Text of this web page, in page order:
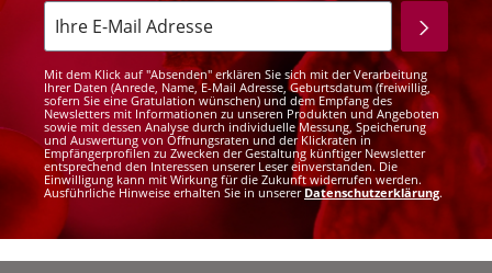
Mit dem Klick auf "Absenden" erklären Sie sich mit der Verarbeitung
Ihrer Daten (Anrede, Name, E-Mail Adresse, Geburtsdatum (freiwillig,
sofern Sie eine Gratulation wünschen) und dem Empfang des
Newsletters mit Informationen zu unseren Produkten und Angeboten
sowie mit dessen Analyse durch individuelle Messung, Speicherung
und Auswertung von Öffnungsraten und der Klickraten in
Empfängerprofilen zu Zwecken der Gestaltung künftiger Newsletter
entsprechend den Interessen unserer Leser einverstanden. Die
Einwilligung kann mit Wirkung für die Zukunft widerrufen werden.
Ausführliche Hinweise erhalten Sie in unsererDatenschutzerklärung.